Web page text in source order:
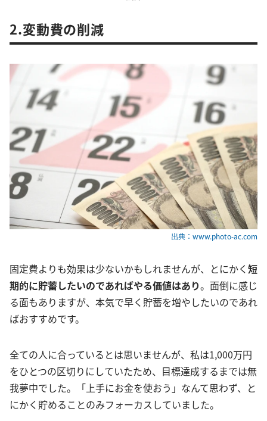
2.変動費の削減
出典：www.photo-ac.com
固定費よりも効果は少ないかもしれませんが、とにかく 短
期的に貯蓄したいのであればやる価値はあり。面倒に感じ
る面もありますが、本気で早く貯蓄を増やしたいのであれ
ばおすすめです。
全ての人に合っているとは思いませんが、私は1,000万円
をひとつの区切りにしていたため、目標達成するまでは無
我夢中でした。「上手にお金を使おう」なんて思わず、と
にかく貯めることのみフォーカスしていました。